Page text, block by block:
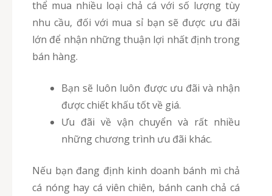
thể mua nhiều loại chả cá với số lượng tùy
nhu cầu, đối với mua sỉ bạn sẽ được ưu đãi
lớn để nhận những thuận lợi nhất định trong
bán hàng.
Bạn sẽ luôn luôn được ưu đãi và nhận
được chiết khấu tốt về giá.
Ưu đãi về vận chuyển và rất nhiều
những chương trình ưu đãi khác.
Nếu bạn đang định kinh doanh bánh mì chả
cá nóng hay cá viên chiên, bánh canh chả cá